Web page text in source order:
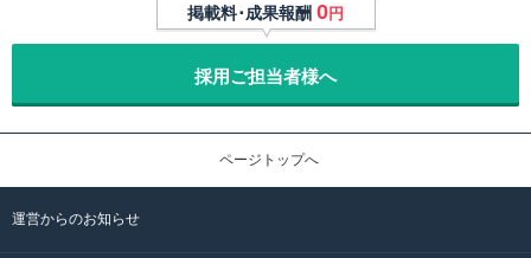
掲載料･成果報酬 0円
採用ご担当者様へ
ページトップへ
運営からのお知らせ